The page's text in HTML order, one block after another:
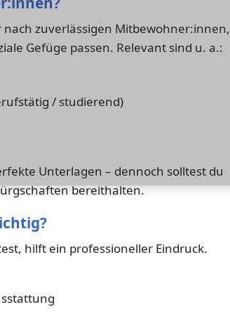
zuverlässigen Mitbewohner:innen,
Gefüge passen. Relevant sind u. a.:
/ studierend)
Unterlagen – dennoch solltest du
bereithalten.
hilft ein professioneller Eindruck.